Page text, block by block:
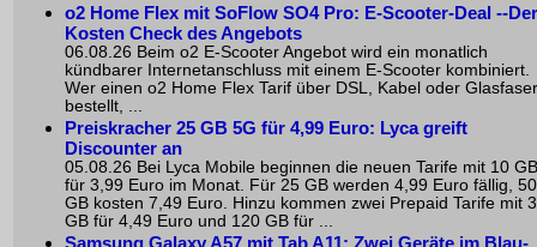
o2 Home Flex mit SoFlow SO4 Pro: E-Scooter-Deal --Der
Kosten Check des Angebots
06.08.26 Beim o2 E-Scooter Angebot wird ein monatlich
kündbarer Internetanschluss mit einem E-Scooter kombiniert.
Wer einen o2 Home Flex Tarif über DSL, Kabel oder Glasfaser
bestellt, ...
Preiskracher 25 GB 5G für 4,99 Euro: Lyca greift
Discounter an
05.08.26 Bei Lyca Mobile beginnen die neuen Tarife mit 10 GB
für 3,99 Euro im Monat. Für 25 GB werden 4,99 Euro fällig, 50
GB kosten 7,49 Euro. Hinzu kommen zwei Prepaid Tarife mit
GB für 4,49 Euro und 120 GB für ...
Samsung Galaxy A57 mit Tab A11: Zwei Geräte im Blau-